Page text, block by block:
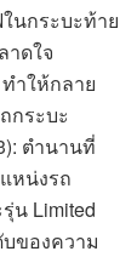
นกระบะท้าย
าดใจ
ำให้กลาย
กระบะ
ตำนานที่
หน่งรถ
น Limited
ของความ